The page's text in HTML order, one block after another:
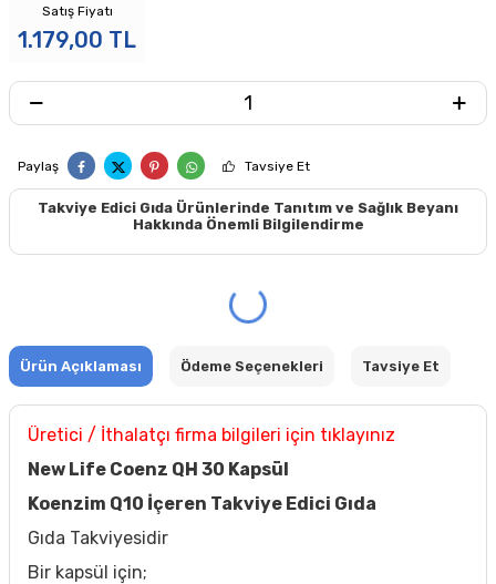
Satış Fiyatı
1.179,00 TL
Paylaş Tavsiye Et
Takviye Edici Gıda Ürünlerinde Tanıtım ve Sağlık Beyanı
Hakkında Önemli Bilgilendirme
Ürün Açıklaması Ödeme Seçenekleri Tavsiye Et
Üretici / İthalatçı firma bilgileri için tıklayınız
New Life Coenz QH 30 Kapsül
Koenzim Q10 İçeren Takviye Edici Gıda
Gıda Takviyesidir
Bir kapsül için;